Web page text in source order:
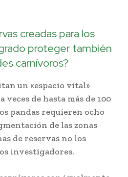
creadas para los
proteger también
carnívoros?
un «espacio vital»
veces de hasta más de 100
pandas requieren ocho
de las zonas
de reservas no los
investigadores.